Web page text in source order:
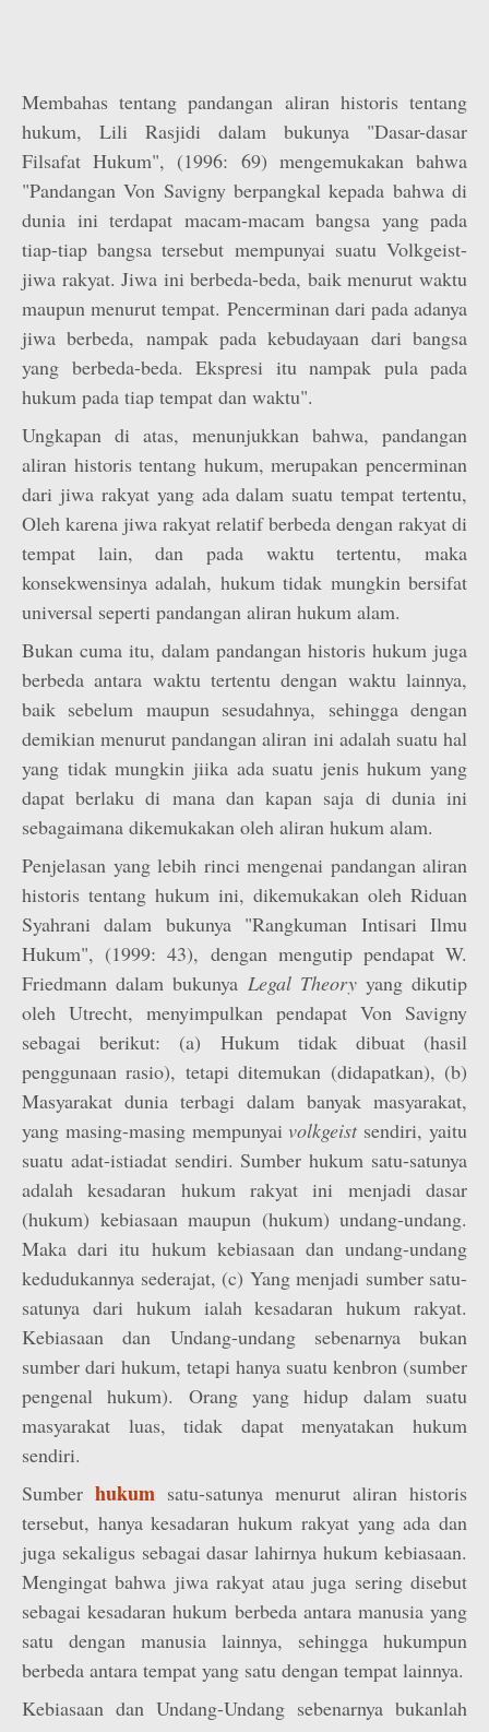
Membahas tentang pandangan aliran historis tentang
hukum, Lili Rasjidi dalam bukunya "Dasar-dasar
Filsafat Hukum", (1996: 69) mengemukakan bahwa
"Pandangan Von Savigny berpangkal kepada bahwa di
dunia ini terdapat macam-macam bangsa yang pada
tiap-tiap bangsa tersebut mempunyai suatu Volkgeist-
jiwa rakyat. Jiwa ini berbeda-beda, baik menurut waktu
maupun menurut tempat. Pencerminan dari pada adanya
jiwa berbeda, nampak pada kebudayaan dari bangsa
yang berbeda-beda. Ekspresi itu nampak pula pada
hukum pada tiap tempat dan waktu".
Ungkapan di atas, menunjukkan bahwa, pandangan
aliran historis tentang hukum, merupakan pencerminan
dari jiwa rakyat yang ada dalam suatu tempat tertentu,
Oleh karena jiwa rakyat relatif berbeda dengan rakyat di
tempat lain, dan pada waktu tertentu, maka
konsekwensinya adalah, hukum tidak mungkin bersifat
universal seperti pandangan aliran hukum alam.
Bukan cuma itu, dalam pandangan historis hukum juga
berbeda antara waktu tertentu dengan waktu lainnya,
baik sebelum maupun sesudahnya, sehingga dengan
demikian menurut pandangan aliran ini adalah suatu hal
yang tidak mungkin jiika ada suatu jenis hukum yang
dapat berlaku di mana dan kapan saja di dunia ini
sebagaimana dikemukakan oleh aliran hukum alam.
Penjelasan yang lebih rinci mengenai pandangan aliran
historis tentang hukum ini, dikemukakan oleh Riduan
Syahrani dalam bukunya "Rangkuman Intisari Ilmu
Hukum", (1999: 43), dengan mengutip pendapat W.
Friedmann dalam bukunya Legal Theoryyang dikutip
oleh Utrecht, menyimpulkan pendapat Von Savigny
sebagai berikut: (a) Hukum tidak dibuat (hasil
penggunaan rasio), tetapi ditemukan (didapatkan), (b)
Masyarakat dunia terbagi dalam banyak masyarakat,
yang masing-masing mempunyaivolkgeistsendiri, yaitu
suatu adat-istiadat sendiri. Sumber hukum satu-satunya
adalah kesadaran hukum rakyat ini menjadi dasar
(hukum) kebiasaan maupun (hukum) undang-undang.
Maka dari itu hukum kebiasaan dan undang-undang
kedudukannya sederajat, (c) Yang menjadi sumber satu-
satunya dari hukum ialah kesadaran hukum rakyat.
Kebiasaan dan Undang-undang sebenarnya bukan
sumber dari hukum, tetapi hanya suatu kenbron (sumber
pengenal hukum). Orang yang hidup dalam suatu
masyarakat luas, tidak dapat menyatakan hukum
sendiri.
Sumber hukum satu-satunya menurut aliran historis
tersebut, hanya kesadaran hukum rakyat yang ada dan
juga sekaligus sebagai dasar lahirnya hukum kebiasaan.
Mengingat bahwa jiwa rakyat atau juga sering disebut
sebagai kesadaran hukum berbeda antara manusia yang
satu dengan manusia lainnya, sehingga hukumpun
berbeda antara tempat yang satu dengan tempat lainnya.
Kebiasaan dan Undang-Undang sebenarnya bukanlah